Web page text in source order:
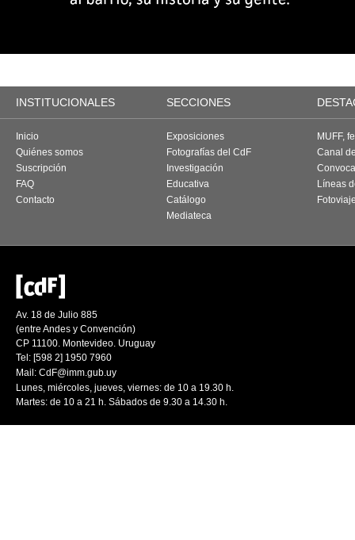
INSTITUCIONALES SECCIONES
Inicio
Quiénes somos
Suscripción
FAQ
Contacto
Exposiciones
Fotografías del CdF
Investigación
Educativa
Catálogo
Mediateca
MUFF,
Canal
Líneas
Av. 18 de Julio 885
(entre Andes y Convención)
CP 11100. Montevideo. Uruguay
Tel: [598 2] 1950 7960
Mail: CdF@imm.gub.uy
Lunes, miércoles, jueves, viernes: de 10 a 19.30 h.
Martes: de 10 a 21 h. Sábados de 9.30 a 14.30 h.